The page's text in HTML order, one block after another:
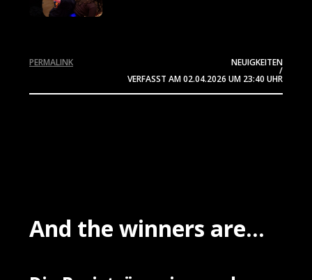
NEUIGKEITEN
/
VERFASST AM02.04.2026 UM 23:40 UHR
PERMALINK
And the winners are...